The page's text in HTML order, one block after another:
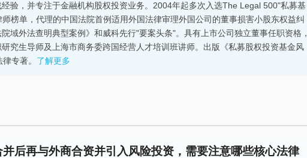
验，并专注于金融机构股权投资业务。2004年起多次入选The Legal 500"私募基
榜单，代理的中国法院首例适用外国法律审理外国公司的董事损害小股东权益纠
域外法查明典型案例》和威科先行"要案头条"。具有上市公司独立董事任职资格，
究生导师及上海市商务委跨国经营人才培训班讲师。出版《私募股权投资基金风
专著。 了解更多
后再与外商合资并引入风险投资，需要注意哪些核心法律